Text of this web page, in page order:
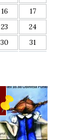
16
17
23
24
30 31